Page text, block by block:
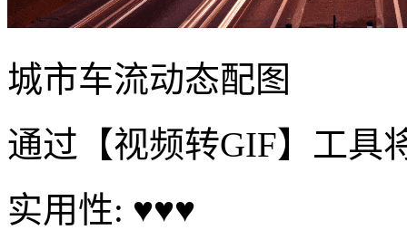
城市车流动态配图
通过【视频转GIF】工具
实用性: ♥♥♥